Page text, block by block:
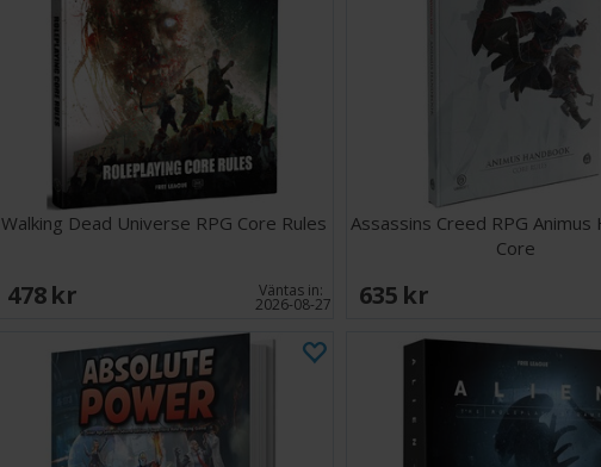
Walking Dead Universe RPG Core Rules
478 SEK Väntas in:
2026-08-27
Assassins Creed RPG Animus
Core
635 SEK